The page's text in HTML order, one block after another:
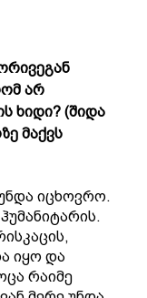
არ
ხიდი? (შიდა
მაქვს
იცხოვრო.
იყო და
რაიმე